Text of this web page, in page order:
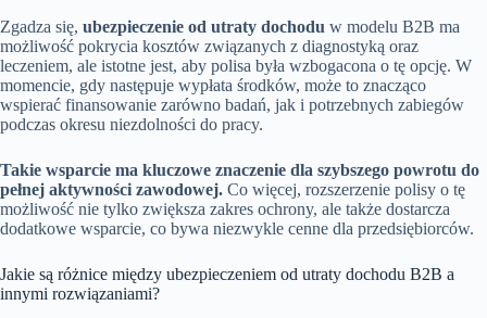
Zgadza się, ubezpieczenie od utraty dochodu w modelu B2B ma
możliwość pokrycia kosztów związanych z diagnostyką oraz
leczeniem, ale istotne jest, aby polisa była wzbogacona o tę opcję. W
momencie, gdy następuje wypłata środków, może to znacząco
wspierać finansowanie zarówno badań, jak i potrzebnych zabiegów
podczas okresu niezdolności do pracy.
Takie wsparcie ma kluczowe znaczenie dla szybszego powrotu do
pełnej aktywności zawodowej. Co więcej, rozszerzenie polisy o tę
możliwość nie tylko zwiększa zakres ochrony, ale także dostarcza
dodatkowe wsparcie, co bywa niezwykle cenne dla przedsiębiorców.
Jakie są różnice między ubezpieczeniem od utraty dochodu B2B a
innymi rozwiązaniami?